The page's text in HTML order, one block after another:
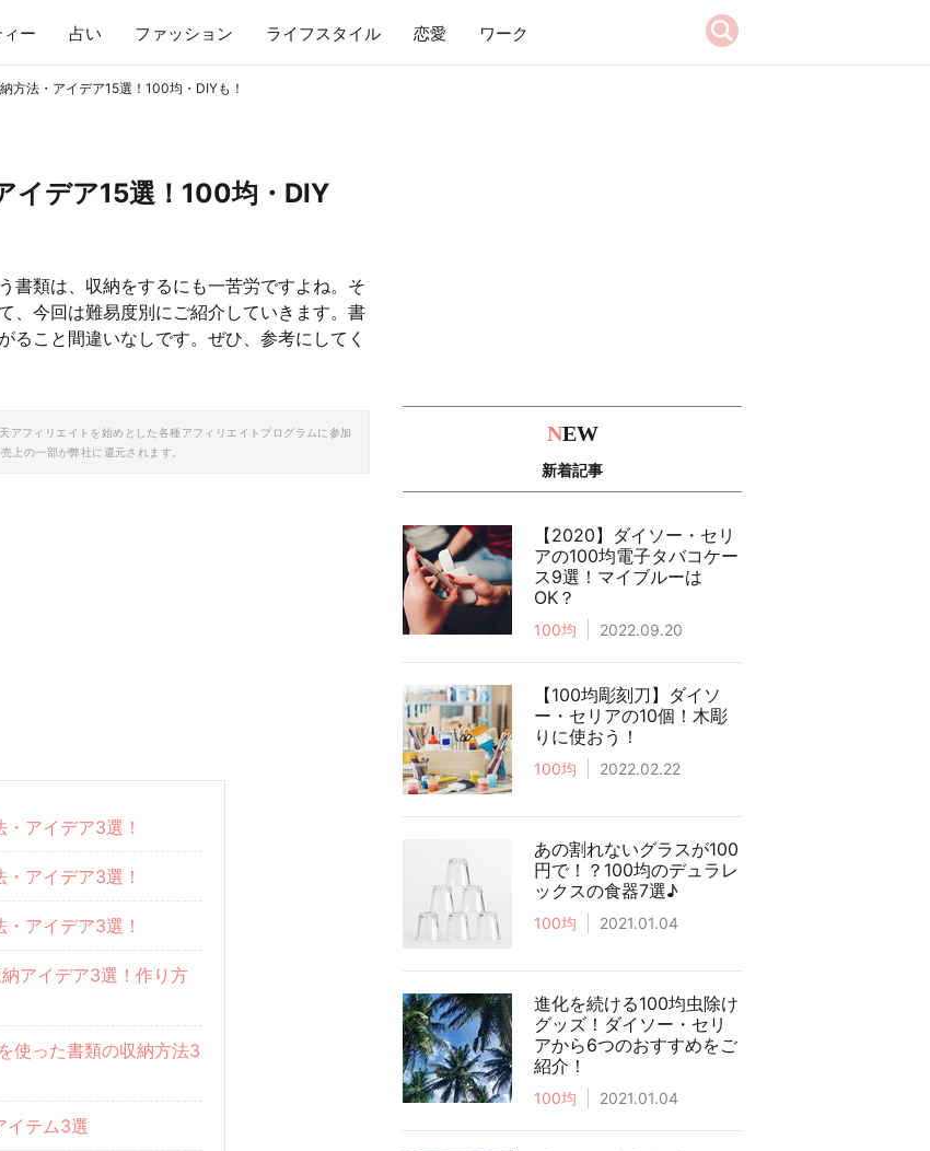
ー 占い ファッション ライフスタイル 恋愛 ワーク
方法・アイデア15選！100均・DIYも！
イデア15選！100均・DIY
書類は、収納をするにも一苦労ですよね。そ
、今回は難易度別にご紹介していきます。書
ること間違いなしです。ぜひ、参考にしてく
フィリエイトを始めとした各種アフィリエイトプログラムに参加
上の一部が弊社に還元されます。
アイデア3選！
アイデア3選！
アイデア3選！
アイデア3選！作り方
使った書類の収納方法3
イテム3選
NEW
新着記事
【2020】ダイソー・セリ
アの100均電子タバコケー
ス9選！マイブルーは
OK？
100均 2022.09.20
【100均彫刻刀】ダイソ
ー・セリアの10個！木彫
りに使おう！
100均 2022.02.22
あの割れないグラスが100
円で！？100均のデュラレ
ックスの食器7選♪
100均 2021.01.04
進化を続ける100均虫除け
グッズ！ダイソー・セリ
アから6つのおすすめをご
紹介！
100均 2021.01.04